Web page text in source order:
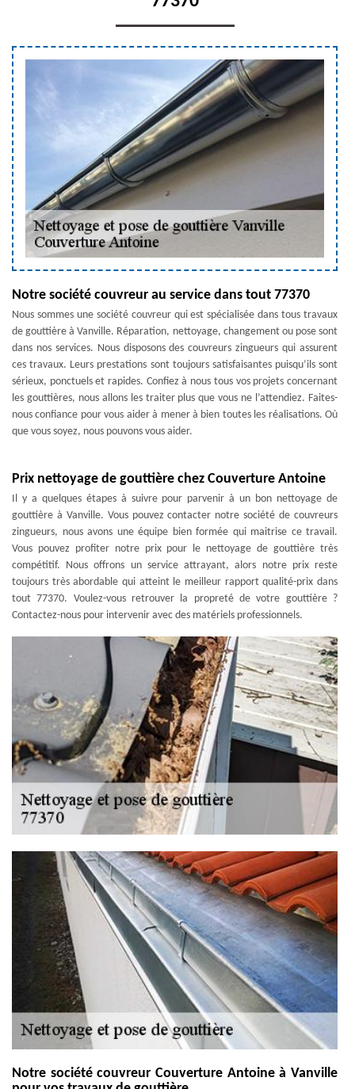
Notre société couvreur au service dans tout 77370
Nous sommes une société couvreur qui est spécialisée dans tous travaux
de gouttière à Vanville. Réparation, nettoyage, changement ou pose sont
dans nos services. Nous disposons des couvreurs zingueurs qui assurent
ces travaux. Leurs prestations sont toujours satisfaisantes puisqu’ils sont
sérieux, ponctuels et rapides. Confiez à nous tous vos projets concernant
les gouttières, nous allons les traiter plus que vous ne l’attendiez. Faites-
nous confiance pour vous aider à mener à bien toutes les réalisations. Où
que vous soyez, nous pouvons vous aider.
Prix nettoyage de gouttière chez Couverture Antoine
Il y a quelques étapes à suivre pour parvenir à un bon nettoyage de
gouttière à Vanville. Vous pouvez contacter notre société de couvreurs
zingueurs, nous avons une équipe bien formée qui maitrise ce travail.
Vous pouvez profiter notre prix pour le nettoyage de gouttière très
compétitif. Nous offrons un service attrayant, alors notre prix reste
toujours très abordable qui atteint le meilleur rapport qualité-prix dans
tout 77370. Voulez-vous retrouver la propreté de votre gouttière ?
Contactez-nous pour intervenir avec des matériels professionnels.
Notre société couvreur Couverture Antoine à Vanville